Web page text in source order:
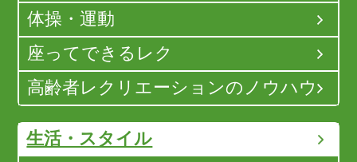
体操・運動
座ってできるレク
高齢者レクリエーションのノウハウ
生活・スタイル